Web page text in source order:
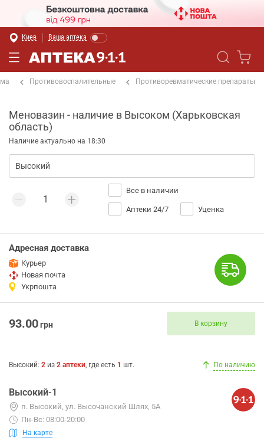
Киев Ваша аптека
Противовоспалительные Противоревматические препараты
Меновазин - наличие в Высоком (Харьковская
область)
Наличие актуально на 18:30
Все в наличии
Аптеки 24/7 Уценка
Адресная доставка
Курьер
Новая почта
Укрпошта
93.00грн В корзину
Высокий: 2 из 2 аптеки, где есть 1 шт. По наличию
Высокий-1
п. Высокий, ул. Высочанский Шлях, 5А
Пн-Вс: 08:00-20:00
На карте